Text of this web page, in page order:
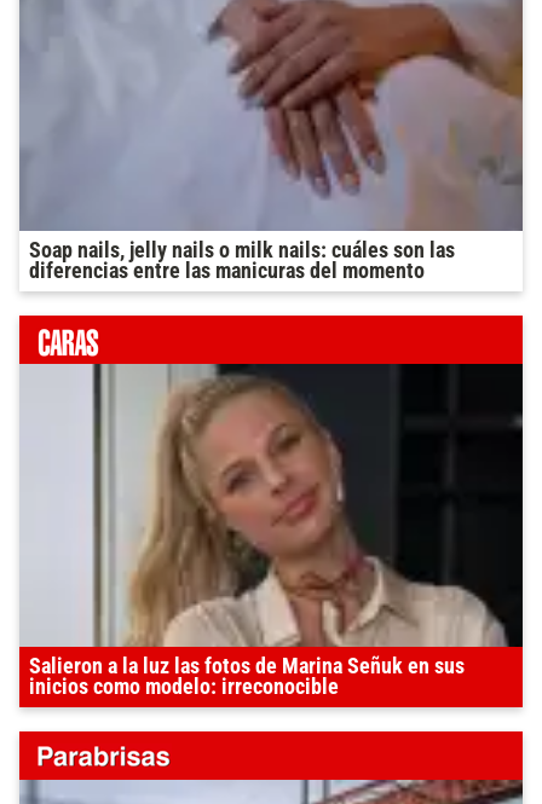
Soap nails, jelly nails o milk nails: cuáles son las
diferencias entre las manicuras del momento
Salieron a la luz las fotos de Marina Señuk en sus
inicios como modelo: irreconocible